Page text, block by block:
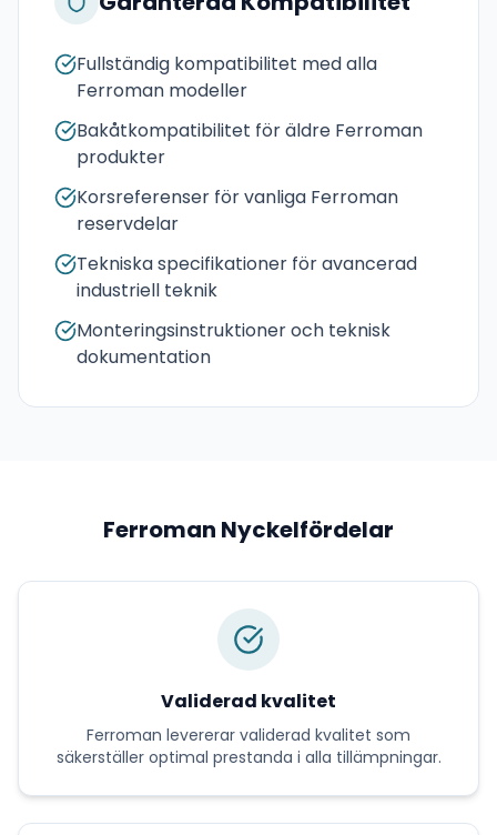
Fullständig kompatibilitet med alla
Ferroman modeller
Bakåtkompatibilitet för äldre Ferroman
produkter
Korsreferenser för vanliga Ferroman
reservdelar
Tekniska specifikationer för avancerad
industriell teknik
Monteringsinstruktioner och teknisk
dokumentation
Ferroman Nyckelfördelar
Validerad kvalitet
Ferroman levererar validerad kvalitet som
säkerställer optimal prestanda i alla tillämpningar.